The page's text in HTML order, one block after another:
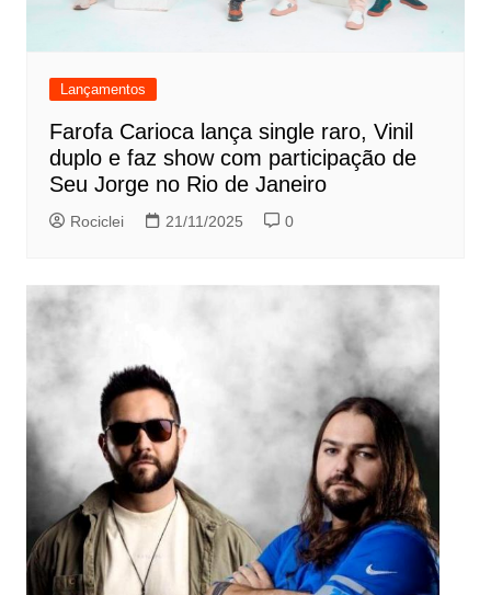
Lançamentos
Farofa Carioca lança single raro, Vinil
duplo e faz show com participação de
Seu Jorge no Rio de Janeiro
Rociclei 21/11/2025 0